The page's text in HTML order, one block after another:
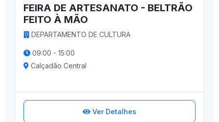
FEIRA DE ARTESANATO - BELTRÃO
FEITO À MÃO
DEPARTAMENTO DE CULTURA
09:00 - 15:00
Calçadão Central
Ver Detalhes